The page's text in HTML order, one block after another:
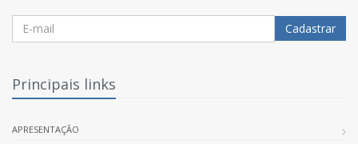
Cadastrar
Principais links
APRESENTAÇÃO